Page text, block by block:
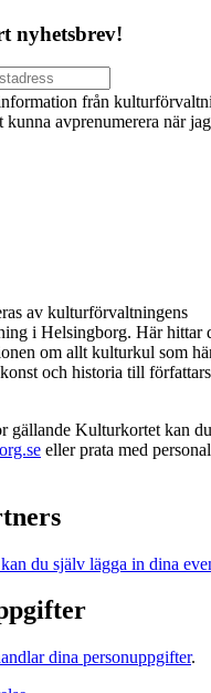
nyhetsbrev!
från
avprenumerera när
av kulturförvaltningens
i Helsingborg. Här hittar
om allt kulturkul som
och historia till
gällande Kulturkortet kan
eller prata med
du själv lägga in dina
dina personuppgifter.